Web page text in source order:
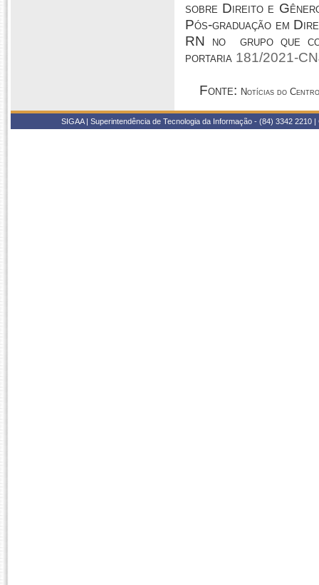
sobre Direito e
Pós-graduação em
RN no grupo que
portaria 181/2021-
Fonte: Notícias do
SIGAA | Superintendência de Tecnologia da Informação - (84) 3342